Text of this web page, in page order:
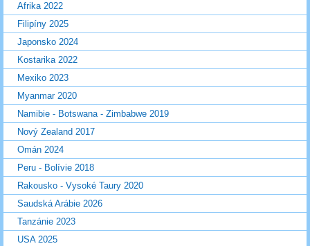
Afrika 2022
Filipíny 2025
Japonsko 2024
Kostarika 2022
Mexiko 2023
Myanmar 2020
Namibie - Botswana - Zimbabwe 2019
Nový Zealand 2017
Omán 2024
Peru - Bolívie 2018
Rakousko - Vysoké Taury 2020
Saudská Arábie 2026
Tanzánie 2023
USA 2025